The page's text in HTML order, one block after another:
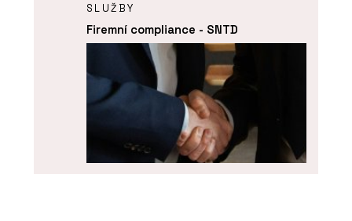
SLUŽBY
Firemní compliance - SNTD